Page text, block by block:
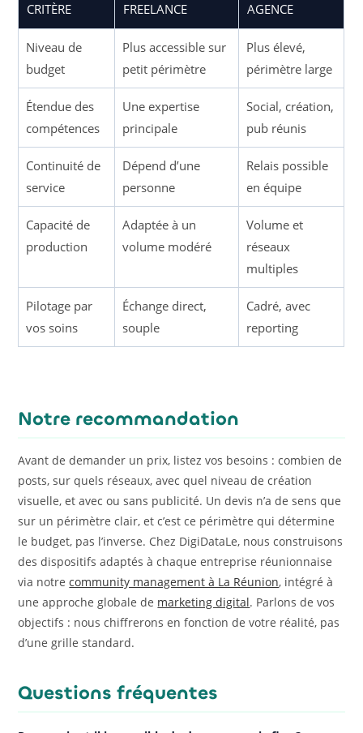
CRITÈRE FREELANCE AGENCE
Niveau de
budget
Plus accessible sur
petit périmètre
Plus élevé,
périmètre large
Étendue des
compétences
Une expertise
principale
Social, création,
pub réunis
Continuité de
service
Dépend d’une
personne
Relais possible
en équipe
Capacité de
production
Adaptée à un
volume modéré
Volume et
réseaux
multiples
Pilotage par
vos soins
Échange direct,
souple
Cadré, avec
reporting
Notre recommandation
Avant de demander un prix, listez vos besoins : combien de
posts, sur quels réseaux, avec quel niveau de création
visuelle, et avec ou sans publicité. Un devis n’a de sens que
sur un périmètre clair, et c’est ce périmètre qui détermine
le budget, pas l’inverse. Chez DigiDataLe, nous construisons
des dispositifs adaptés à chaque entreprise réunionnaise
via notrecommunity management à La Réunion, intégré à
une approche globale de marketing digital. Parlons de vos
objectifs : nous chiffrerons en fonction de votre réalité, pas
d’une grille standard.
Questions fréquentes